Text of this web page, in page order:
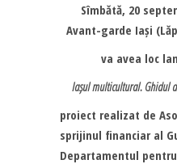
Sîmbătă, 20
Avant-garde Iași
va avea loc
Iașul multicultural. Ghidul
proiect realizat de
sprijinul financiar al
Departamentul